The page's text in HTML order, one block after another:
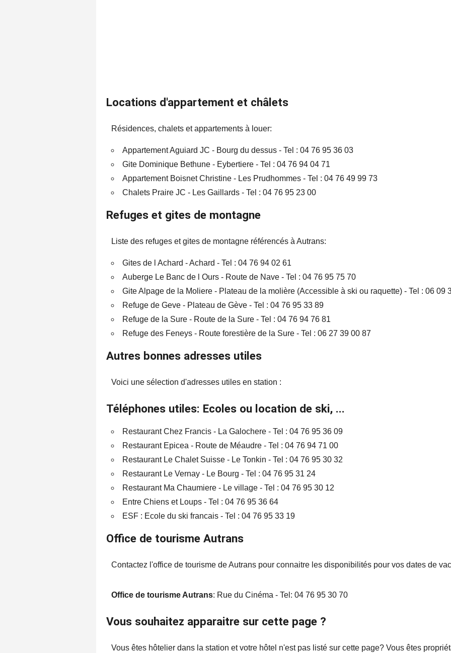
Locations d'appartement et châlets
Résidences, chalets et appartements à louer:
Appartement Aguiard JC - Bourg du dessus - Tel : 04 76 95 36 03
Gite Dominique Bethune - Eybertiere - Tel : 04 76 94 04 71
Appartement Boisnet Christine - Les Prudhommes - Tel : 04 76 49 99 73
Chalets Praire JC - Les Gaillards - Tel : 04 76 95 23 00
Refuges et gites de montagne
Liste des refuges et gites de montagne référencés à Autrans:
Gites de l Achard - Achard - Tel : 04 76 94 02 61
Auberge Le Banc de l Ours - Route de Nave - Tel : 04 76 95 75 70
Gite Alpage de la Moliere - Plateau de la molière (Accessible à ski ou raquette) - Tel : 06 09
Refuge de Geve - Plateau de Gève - Tel : 04 76 95 33 89
Refuge de la Sure - Route de la Sure - Tel : 04 76 94 76 81
Refuge des Feneys - Route forestière de la Sure - Tel : 06 27 39 00 87
Autres bonnes adresses utiles
Voici une sélection d'adresses utiles en station :
Téléphones utiles: Ecoles ou location de ski, ...
Restaurant Chez Francis - La Galochere - Tel : 04 76 95 36 09
Restaurant Epicea - Route de Méaudre - Tel : 04 76 94 71 00
Restaurant Le Chalet Suisse - Le Tonkin - Tel : 04 76 95 30 32
Restaurant Le Vernay - Le Bourg - Tel : 04 76 95 31 24
Restaurant Ma Chaumiere - Le village - Tel : 04 76 95 30 12
Entre Chiens et Loups - Tel : 04 76 95 36 64
ESF : Ecole du ski francais - Tel : 04 76 95 33 19
Office de tourisme Autrans
Contactez l'office de tourisme de Autrans pour connaitre les disponibilités pour vos dates de
Office de tourisme Autrans: Rue du Cinéma - Tel: 04 76 95 30 70
Vous souhaitez apparaitre sur cette page ?
Vous êtes hôtelier dans la station et votre hôtel n'est pas listé sur cette page? Vous êtes